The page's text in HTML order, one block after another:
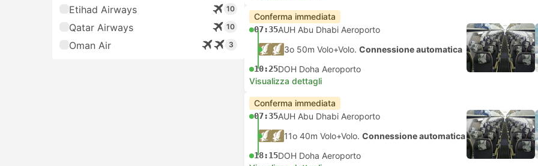
Etihad Airways 10
Qatar Airways 10
Oman Air 3
Conferma immediata
07:35AUH Abu Dhabi Aeroporto
3o 50m Volo+Volo. Connessione automatica
10:25DOH Doha Aeroporto
Visualizza dettagli
Conferma immediata
07:35AUH Abu Dhabi Aeroporto
11o 40m Volo+Volo. Connessione automatica
18:15DOH Doha Aeroporto